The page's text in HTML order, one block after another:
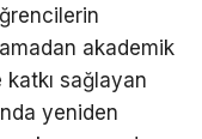
akademik
sağlayan
yeniden